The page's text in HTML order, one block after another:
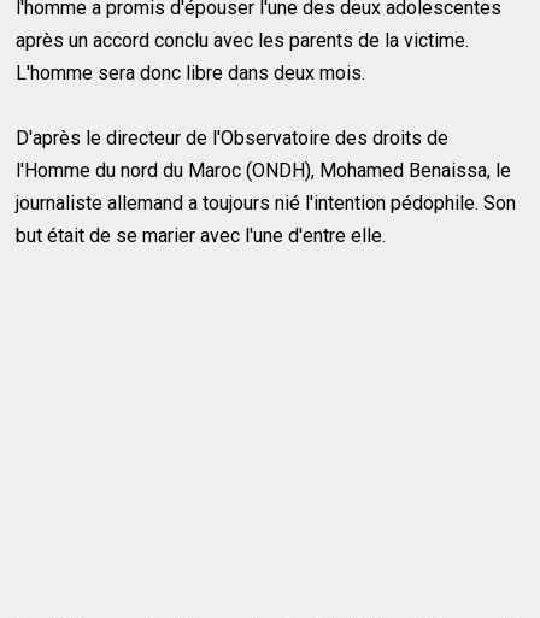
l'homme a promis d'épouser l'une des deux adolescentes
après un accord conclu avec les parents de la victime.
L'homme sera donc libre dans deux mois.
D'après le directeur de l'Observatoire des droits de
l'Homme du nord du Maroc (ONDH), Mohamed Benaissa, le
journaliste allemand a toujours nié l'intention pédophile. Son
but était de se marier avec l'une d'entre elle.